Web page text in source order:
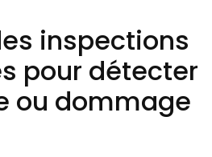
inspections
pour détecter
ou dommage